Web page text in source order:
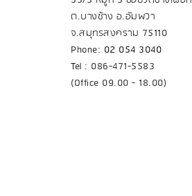
ต.บางช้าง อ.อัมพวา
จ.สมุทรสงคราม 75110
Phone: 02 054 3040
Tel : 086-471-5583
(Office 09.00 - 18.00)